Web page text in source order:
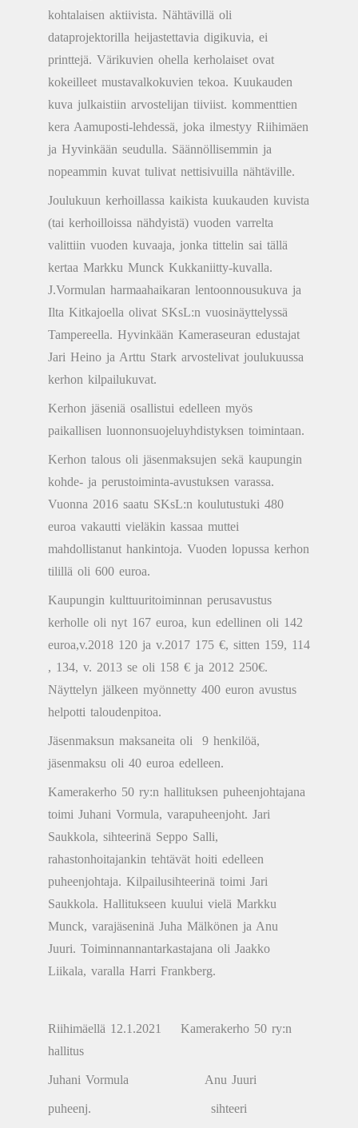
kohtalaisen aktiivista. Nähtävillä oli
dataprojektorilla heijastettavia digikuvia, ei
printtejä. Värikuvien ohella kerholaiset ovat
kokeilleet mustavalkokuvien tekoa. Kuukauden
kuva julkaistiin arvostelijan tiiviist. kommenttien
kera Aamuposti-lehdessä, joka ilmestyy Riihimäen
ja Hyvinkään seudulla. Säännöllisemmin ja
nopeammin kuvat tulivat nettisivuilla nähtäville.
Joulukuun kerhoillassa kaikista kuukauden kuvista
(tai kerhoilloissa nähdyistä) vuoden varrelta
valittiin vuoden kuvaaja, jonka tittelin sai tällä
kertaa Markku Munck Kukkaniitty-kuvalla.
J.Vormulan harmaahaikaran lentoonnousukuva ja
Ilta Kitkajoella olivat SKsL:n vuosinäyttelyssä
Tampereella. Hyvinkään Kameraseuran edustajat
Jari Heino ja Arttu Stark arvostelivat joulukuussa
kerhon kilpailukuvat.
Kerhon jäseniä osallistui edelleen myös
paikallisen luonnonsuojeluyhdistyksen toimintaan.
Kerhon talous oli jäsenmaksujen sekä kaupungin
kohde- ja perustoiminta-avustuksen varassa.
Vuonna 2016 saatu SKsL:n koulutustuki 480
euroa vakautti vieläkin kassaa muttei
mahdollistanut hankintoja. Vuoden lopussa kerhon
tilillä oli 600 euroa.
Kaupungin kulttuuritoiminnan perusavustus
kerholle oli nyt 167 euroa, kun edellinen oli 142
euroa,v.2018 120 ja v.2017 175 €, sitten 159, 114
, 134, v. 2013 se oli 158 € ja 2012 250€.
Näyttelyn jälkeen myönnetty 400 euron avustus
helpotti taloudenpitoa.
Jäsenmaksun maksaneita oli 9 henkilöä,
jäsenmaksu oli 40 euroa edelleen.
Kamerakerho 50 ry:n hallituksen puheenjohtajana
toimi Juhani Vormula, varapuheenjoht. Jari
Saukkola, sihteerinä Seppo Salli,
rahastonhoitajankin tehtävät hoiti edelleen
puheenjohtaja. Kilpailusihteerinä toimi Jari
Saukkola. Hallitukseen kuului vielä Markku
Munck, varajäseninä Juha Mälkönen ja Anu
Juuri. Toiminnannantarkastajana oli Jaakko
Liikala, varalla Harri Frankberg.
Riihimäellä 12.1.2021 Kamerakerho 50 ry:n
hallitus
Juhani Vormula Anu Juuri
puheenj. sihteeri